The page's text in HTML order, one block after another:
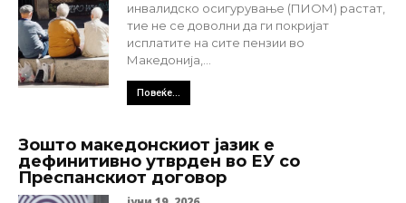
инвалидско осигурување (ПИОМ) растат,
тие не се доволни да ги покријат
исплатите на сите пензии во
Македонија,...
Повеќе...
Зошто македонскиот јазик е
дефинитивно утврден во ЕУ со
Преспанскиот договор